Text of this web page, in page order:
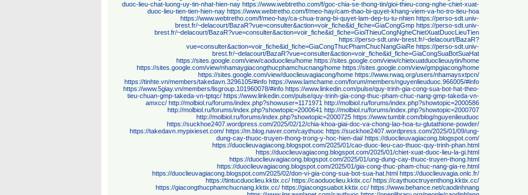
duoc-lieu-chat-luong-uy-tin-nhat-hien-nay https://www.webtretho.com/f/goc-chia-se-thong-tin/gioi-thieu-cong-nghe-chiet-xuat-
duoc-lieu-tien-tien-hien-nay https://www.webtretho.com/f/meo-hay/cam-thao-bi-quyet-khang-viem-va-ho-tro-tieu-hoa
https://www.webtretho.com/f/meo-hay/ca-chua-trang-bi-quyet-lam-dep-tu-tu-nhien https://perso-sdt.univ-
brest.fr/~delacourt/BazaR?vue=consulter&action=voir_fiche&id_fiche=GiaCongGmp https://perso-sdt.univ-
brest.fr/~delacourt/BazaR?vue=consulter&action=voir_fiche&id_fiche=GioiThieuCongNgheChietXuatDuocLieuTien
https://perso-sdt.univ-brest.fr/~delacourt/BazaR?
vue=consulter&action=voir_fiche&id_fiche=GiaCongThucPhamChucNangGiaRe https://perso-sdt.univ-
brest.fr/~delacourt/BazaR?vue=consulter&action=voir_fiche&id_fiche=GiaCongSuaBotSuaHat
https://sites.google.com/view/caoduoclieu/home https://sites.google.com/view/chietxuatduoclieuuytin/home
https://sites.google.com/view/nhamaygiacongthucphamchucnang/home https://sites.google.com/view/gmpgiacong/home
https://sites.google.com/view/duoclieuvagiacong/home https://www.rwaq.org/users/nhamaysxtpcn/
https://tinhte.vn/members/takedavn.3296105/#info https://www.lamchame.com/forum/members/nguyenlieuduoc.966005/#info
https://www.5giay.vn/members/lisgroup.101960078/#info https://www.linkedin.com/pulse/quy-trinh-gia-cong-sua-bot-hat-theo-
tieu-chuan-gmp-takeda-vn-tptqc/ https://www.linkedin.com/pulse/quy-trinh-gia-cong-thuc-pham-chuc-nang-gmp-takeda-vn-
amxcc/ http://molbiol.ru/forums/index.php?showuser=1171971 http://molbiol.ru/forums/index.php?showtopic=2000586
http://molbiol.ru/forums/index.php?showtopic=2000641 http://molbiol.ru/forums/index.php?showtopic=2000707
http://molbiol.ru/forums/index.php?showtopic=2000725 https://www.tumblr.com/blog/nguyenlieuduoc
https://suckhoe2407.wordpress.com/2025/02/12/chia-khoa-giai-doc-va-chong-lao-hoa-tu-glutathione-powder/
https://takedavn.mypixieset.com/ https://m.blog.naver.com/caythuoc https://suckhoe2407.wordpress.com/2025/01/09/ung-
dung-cay-thuoc-truyen-thong-trong-y-hoc-hien-dai/ https://duoclieuvagiacong.blogspot.com/
https://duoclieuvagiacong.blogspot.com/2025/01/cao-duoc-lieu-cao-thuoc-quy-trinh-phan.html
https://duoclieuvagiacong.blogspot.com/2025/01/chiet-xuat-duoc-lieu-la-gi.html
https://duoclieuvagiacong.blogspot.com/2025/01/ung-dung-cay-thuoc-truyen-thong.html
https://duoclieuvagiacong.blogspot.com/2025/01/gia-cong-thuc-pham-chuc-nang-gia-re.html
https://duoclieuvagiacong.blogspot.com/2025/02/don-vi-gia-cong-sua-bot-sua-hat.html https://duoclieuvagia.onlc.fr/
https://tintucduoclieu.kktix.cc/ https://caoduoclieu.kktix.cc/ https://caythuoctruyenthong.kktix.cc/
https://giacongthucphamchucnang.kktix.cc/ https://giacongsuabot.kktix.cc/ https://www.behance.net/caodinhnang